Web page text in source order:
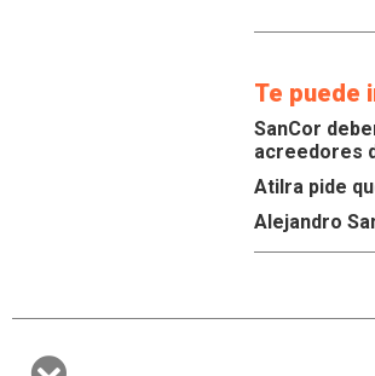
Te puede
SanCor
acreedores
Atilra pide
Alejandro